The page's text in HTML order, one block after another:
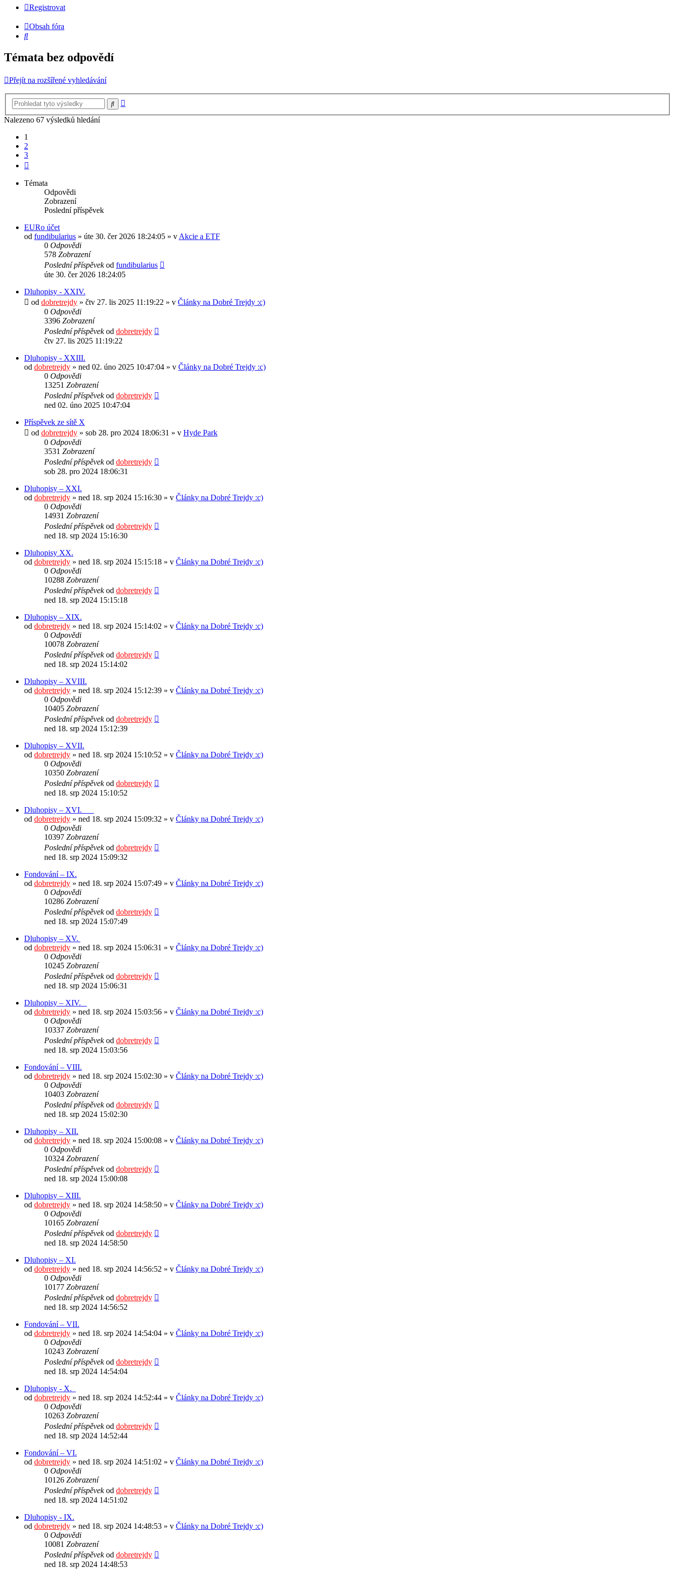
Registrovat
Obsah fóra
Hledat
Témata bez odpovědí
Přejít na rozšířené vyhledávání
Hledat
Nalezeno 67 výsledků hledání
1
2
3
Témata
Odpovědi
Zobrazení
Poslední příspěvek
EURo účet
od fundibularius » úte 30. čer 2026 18:24:05 » v Akcie a ETF
0 Odpovědi
578 Zobrazení
Poslední příspěvekod fundibularius
úte 30. čer 2026 18:24:05
Dluhopisy - XXIV.
od dobretrejdy » čtv 27. lis 2025 11:19:22 » v Články na Dobré Trejdy :c)
0 Odpovědi
3396 Zobrazení
Poslední příspěvekod dobretrejdy
čtv 27. lis 2025 11:19:22
Dluhopisy - XXIII.
od dobretrejdy » ned 02. úno 2025 10:47:04 » v Články na Dobré Trejdy :c)
0 Odpovědi
13251 Zobrazení
Poslední příspěvekod dobretrejdy
ned 02. úno 2025 10:47:04
Příspěvek ze sítě X
od dobretrejdy » sob 28. pro 2024 18:06:31 » v Hyde Park
0 Odpovědi
3531 Zobrazení
Poslední příspěvekod dobretrejdy
sob 28. pro 2024 18:06:31
Dluhopisy – XXI.
od dobretrejdy » ned 18. srp 2024 15:16:30 » v Články na Dobré Trejdy :c)
0 Odpovědi
14931 Zobrazení
Poslední příspěvekod dobretrejdy
ned 18. srp 2024 15:16:30
Dluhopisy XX.
od dobretrejdy » ned 18. srp 2024 15:15:18 » v Články na Dobré Trejdy :c)
0 Odpovědi
10288 Zobrazení
Poslední příspěvekod dobretrejdy
ned 18. srp 2024 15:15:18
Dluhopisy – XIX.
od dobretrejdy » ned 18. srp 2024 15:14:02 » v Články na Dobré Trejdy :c)
0 Odpovědi
10078 Zobrazení
Poslední příspěvekod dobretrejdy
ned 18. srp 2024 15:14:02
Dluhopisy – XVIII.
od dobretrejdy » ned 18. srp 2024 15:12:39 » v Články na Dobré Trejdy :c)
0 Odpovědi
10405 Zobrazení
Poslední příspěvekod dobretrejdy
ned 18. srp 2024 15:12:39
Dluhopisy – XVII.
od dobretrejdy » ned 18. srp 2024 15:10:52 » v Články na Dobré Trejdy :c)
0 Odpovědi
10350 Zobrazení
Poslední příspěvekod dobretrejdy
ned 18. srp 2024 15:10:52
Dluhopisy – XVI.
od dobretrejdy » ned 18. srp 2024 15:09:32 » v Články na Dobré Trejdy :c)
0 Odpovědi
10397 Zobrazení
Poslední příspěvekod dobretrejdy
ned 18. srp 2024 15:09:32
Fondování – IX.
od dobretrejdy » ned 18. srp 2024 15:07:49 » v Články na Dobré Trejdy :c)
0 Odpovědi
10286 Zobrazení
Poslední příspěvekod dobretrejdy
ned 18. srp 2024 15:07:49
Dluhopisy – XV.
od dobretrejdy » ned 18. srp 2024 15:06:31 » v Články na Dobré Trejdy :c)
0 Odpovědi
10245 Zobrazení
Poslední příspěvekod dobretrejdy
ned 18. srp 2024 15:06:31
Dluhopisy – XIV.
od dobretrejdy » ned 18. srp 2024 15:03:56 » v Články na Dobré Trejdy :c)
0 Odpovědi
10337 Zobrazení
Poslední příspěvekod dobretrejdy
ned 18. srp 2024 15:03:56
Fondování – VIII.
od dobretrejdy » ned 18. srp 2024 15:02:30 » v Články na Dobré Trejdy :c)
0 Odpovědi
10403 Zobrazení
Poslední příspěvekod dobretrejdy
ned 18. srp 2024 15:02:30
Dluhopisy – XII.
od dobretrejdy » ned 18. srp 2024 15:00:08 » v Články na Dobré Trejdy :c)
0 Odpovědi
10324 Zobrazení
Poslední příspěvekod dobretrejdy
ned 18. srp 2024 15:00:08
Dluhopisy – XIII.
od dobretrejdy » ned 18. srp 2024 14:58:50 » v Články na Dobré Trejdy :c)
0 Odpovědi
10165 Zobrazení
Poslední příspěvekod dobretrejdy
ned 18. srp 2024 14:58:50
Dluhopisy – XI.
od dobretrejdy » ned 18. srp 2024 14:56:52 » v Články na Dobré Trejdy :c)
0 Odpovědi
10177 Zobrazení
Poslední příspěvekod dobretrejdy
ned 18. srp 2024 14:56:52
Fondování – VII.
od dobretrejdy » ned 18. srp 2024 14:54:04 » v Články na Dobré Trejdy :c)
0 Odpovědi
10243 Zobrazení
Poslední příspěvekod dobretrejdy
ned 18. srp 2024 14:54:04
Dluhopisy - X.
od dobretrejdy » ned 18. srp 2024 14:52:44 » v Články na Dobré Trejdy :c)
0 Odpovědi
10263 Zobrazení
Poslední příspěvekod dobretrejdy
ned 18. srp 2024 14:52:44
Fondování – VI.
od dobretrejdy » ned 18. srp 2024 14:51:02 » v Články na Dobré Trejdy :c)
0 Odpovědi
10126 Zobrazení
Poslední příspěvekod dobretrejdy
ned 18. srp 2024 14:51:02
Dluhopisy - IX.
od dobretrejdy » ned 18. srp 2024 14:48:53 » v Články na Dobré Trejdy :c)
0 Odpovědi
10081 Zobrazení
Poslední příspěvekod dobretrejdy
ned 18. srp 2024 14:48:53